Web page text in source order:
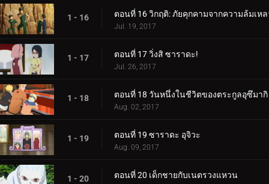
1 - 16 ตอนที่ 16 วิกฤติ: ภัยคุกคามจากความล้มเห
Jul. 19, 2017
1 - 17 ตอนที่ 17 วิ่งสิ ซาราดะ!
Jul. 26, 2017
1 - 18 ตอนที่ 18 วันหนึ่งในชีวิตของตระกูลอุซึมากิ
Aug. 02, 2017
1 - 19 ตอนที่ 19 ซาราดะ อุจิวะ
Aug. 09, 2017
1 - 20 ตอนที่ 20 เด็กชายกับเนตรวงแหวน